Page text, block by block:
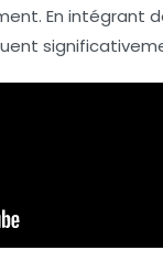
En intégrant